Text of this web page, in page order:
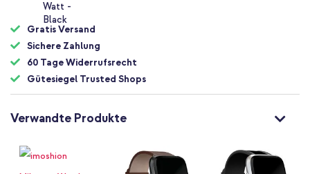
Gratis Versand
Sichere Zahlung
60 Tage Widerrufsrecht
Gütesiegel Trusted Shops
Verwandte Produkte